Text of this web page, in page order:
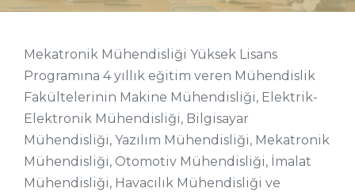
Mekatronik Mühendisliği Yüksek Lisans
Programına 4 yıllık eğitim veren Mühendislik
Fakültelerinin Makine Mühendisliği, Elektrik-
Elektronik Mühendisliği, Bilgisayar
Mühendisliği, Yazılım Mühendisliği, Mekatronik
Mühendisliği, Otomotiv Mühendisliği, İmalat
Mühendisliği, Havacılık Mühendisliği ve